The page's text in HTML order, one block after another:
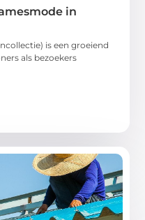
in
is een groeiend
als bezoekers